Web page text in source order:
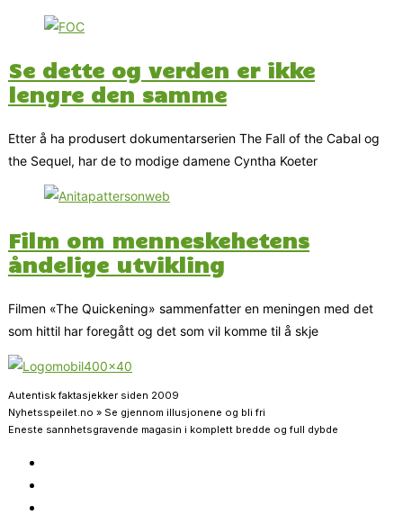
Se dette og verden er ikke
lengre den samme
Etter å ha produsert dokumentarserien The Fall of the Cabal og
the Sequel, har de to modige damene Cyntha Koeter
Film om menneskehetens
åndelige utvikling
Filmen «The Quickening» sammenfatter en meningen med det
som hittil har foregått og det som vil komme til å skje
Autentisk faktasjekker siden 2009
Nyhetsspeilet.no » Se gjennom illusjonene og bli fri
Eneste sannhetsgravende magasin i komplett bredde og full dybde